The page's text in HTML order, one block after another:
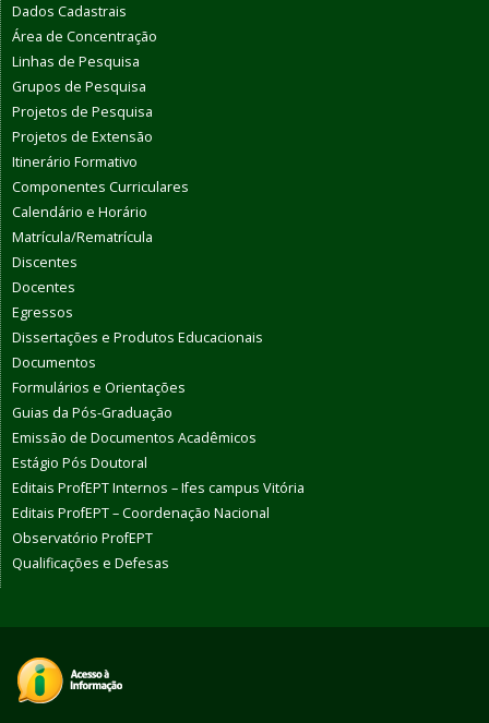
Dados Cadastrais
Área de Concentração
Linhas de Pesquisa
Grupos de Pesquisa
Projetos de Pesquisa
Projetos de Extensão
Itinerário Formativo
Componentes Curriculares
Calendário e Horário
Matrícula/Rematrícula
Discentes
Docentes
Egressos
Dissertações e Produtos Educacionais
Documentos
Formulários e Orientações
Guias da Pós-Graduação
Emissão de Documentos Acadêmicos
Estágio Pós Doutoral
Editais ProfEPT Internos – Ifes campus Vitória
Editais ProfEPT – Coordenação Nacional
Observatório ProfEPT
Qualificações e Defesas